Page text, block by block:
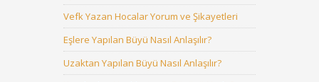
Vefk Yazan Hocalar Yorum ve Şikayetleri
Eşlere Yapılan Büyü Nasıl Anlaşılır?
Uzaktan Yapılan Büyü Nasıl Anlaşılır?